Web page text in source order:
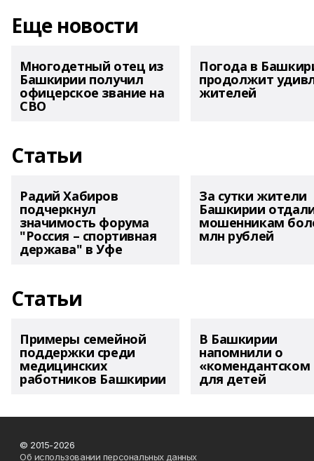
Еще новости
Многодетный отец из
Башкирии получил
офицерское звание на
СВО
Погода в
продолжит
жителей
Статьи
Радий Хабиров
подчеркнул
значимость форума
"Россия – спортивная
держава" в Уфе
За сутки жители
Башкирии
мошенникам
млн рублей
Статьи
Примеры семейной
поддержки среди
медицинских
работников Башкирии
В Башкирии
напомнили о
«комендантском
для детей
© 2015-2026
Об использовании персональных данных